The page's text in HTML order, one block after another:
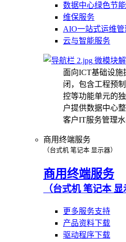
数据中心绿色节能
维保服务
AIO一站式运维
云与智能服务
微模块
面向ICT基础设施
闭，包含工程预
控等功能单元的
户提供数据中心
客户IT服务管理水
商用终端服务
（台式机 笔记本 显示器）
商用终端服务
（台式机 笔记本 显
更多服务支持
产品资料下载
驱动程序下载